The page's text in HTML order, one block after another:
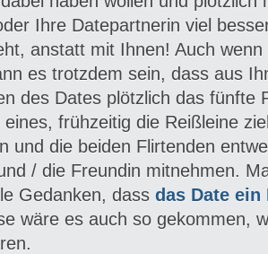
Ihre Datepartnerin viel
anstatt mit Ihnen! Auch
es trotzdem sein, dass aus
des Dates plötzlich das fünfte
frühzeitig die Reißleine
und die beiden Flirtenden
/ die Freundin mitnehmen.
Gedanken, dass das Date ein
wäre es auch so gekommen,